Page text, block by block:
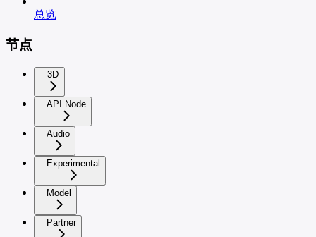
总览
节点
3D
API Node
Audio
Experimental
Model
Partner